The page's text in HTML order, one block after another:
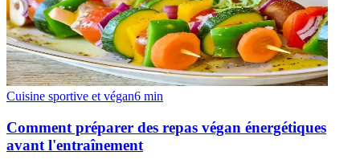
Cuisine sportive et végan6 min
Comment préparer des repas végan énergétiques
avant l'entraînement